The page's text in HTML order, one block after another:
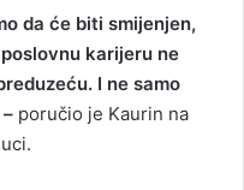
da će biti smijenjen,
karijeru ne
I ne samo
poručio je Kaurin na